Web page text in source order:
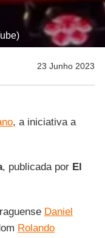
23 Junho 2023
, a iniciativa a
, publicada por El
Daniel
Rolando